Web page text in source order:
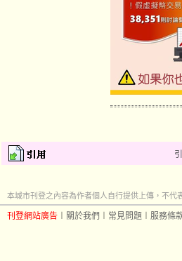
本城市刊登之內容為作者個人自行提供上傳，不代
刊登網站廣告 關於我們 常見問題 服務條